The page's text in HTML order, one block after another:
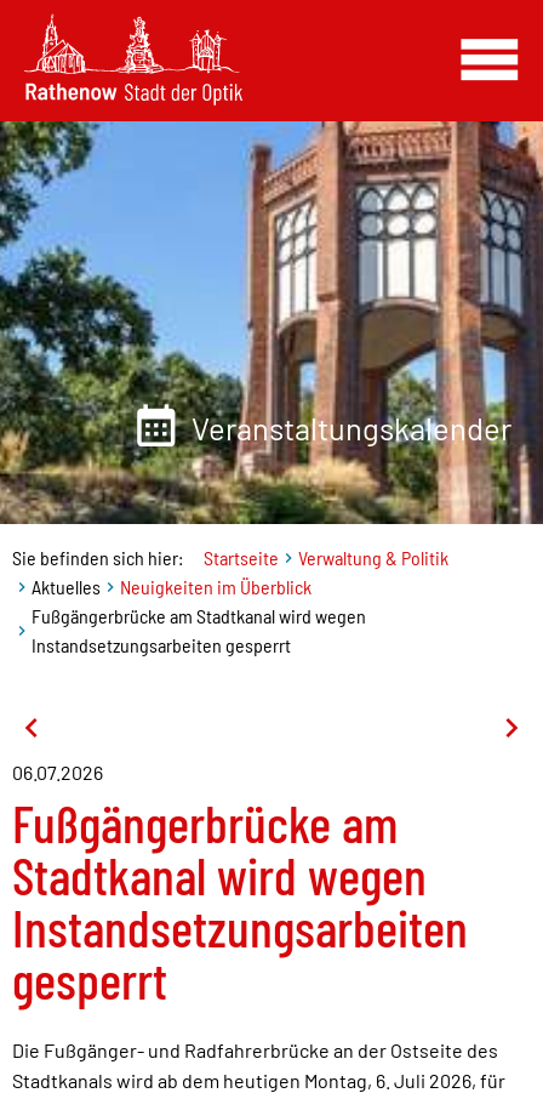
Veranstaltungskalender
Sie befinden sich hier: Startseite
Verwaltung & Politik
Aktuelles
Neuigkeiten im Überblick
Fußgängerbrücke am Stadtkanal wird wegen
Instandsetzungsarbeiten gesperrt
06.07.2026
Fußgängerbrücke am
Stadtkanal wird wegen
Instandsetzungsarbeiten
gesperrt
Die Fußgänger- und Radfahrerbrücke an der Ostseite des
Stadtkanals wird ab dem heutigen Montag, 6. Juli 2026, für